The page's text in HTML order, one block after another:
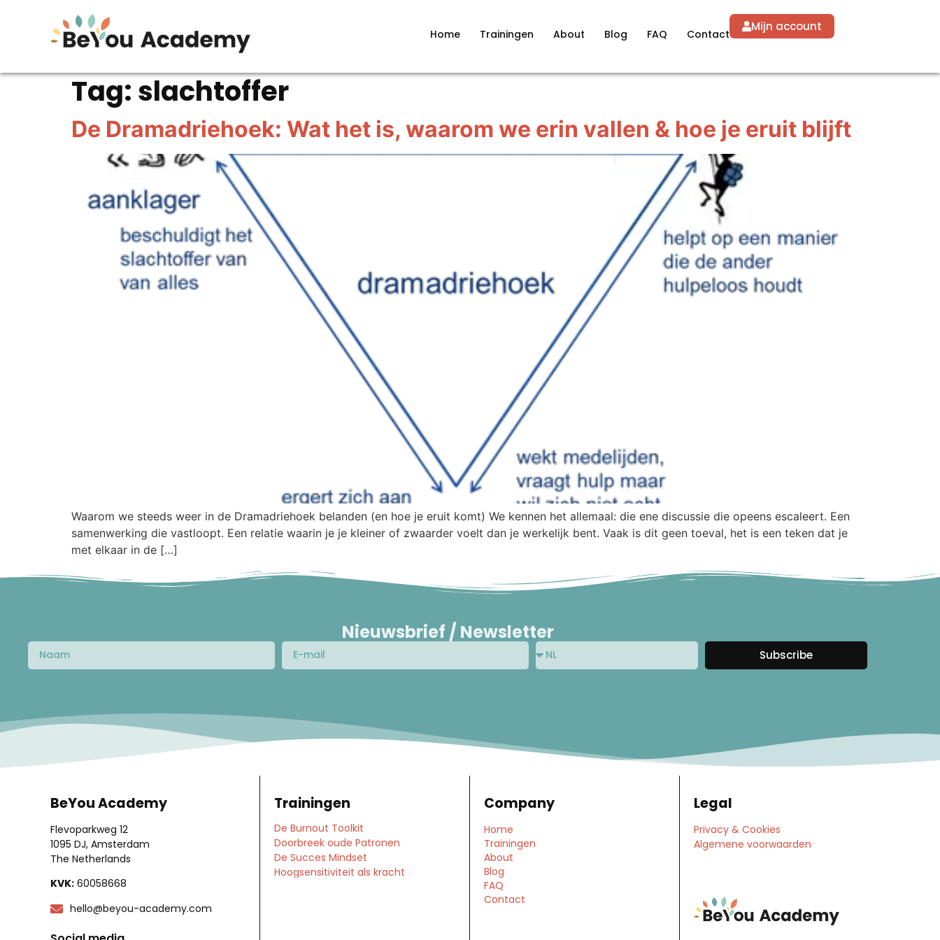
Home Trainingen About Blog FAQ Contact
Mijn account
Tag: slachtoffer
De Dramadriehoek: Wat het is, waarom we erin vallen & hoe je eruit blijft
Waarom we steeds weer in de Dramadriehoek belanden (en hoe je eruit komt) We kennen het allemaal: die ene discussie die opeens escaleert. Een
samenwerking die vastloopt. Een relatie waarin je je kleiner of zwaarder voelt dan je werkelijk bent. Vaak is dit geen toeval, het is een teken dat je
met elkaar in de […]
Nieuwsbrief / Newsletter
Subscribe
BeYou Academy
Flevoparkweg 12
1095 DJ, Amsterdam
The Netherlands
KVK: 60058668
hello@beyou-academy.com
Trainingen
De Burnout Toolkit
Doorbreek oude Patronen
De Succes Mindset
Hoogsensitiviteit als kracht
Company
Home
Trainingen
About
Blog
FAQ
Contact
Legal
Privacy & Cookies
Algemene voorwaarden